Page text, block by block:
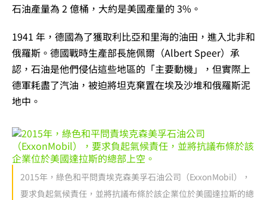
石油產量為 2 億桶，大約是美國產量的 3%。
1941 年，德國為了獲取利比亞和里海的油田，進入北非和
俄羅斯。德國戰時生產部長施佩爾（Albert Speer）承
認，石油是他們侵佔這些地區的「主要動機」，但實際上
德軍耗盡了汽油，被迫將坦克棄置在埃及沙堆和俄羅斯泥
地中。
2015年，綠色和平問責埃克森美孚石油公司（ExxonMobil），
要求負起氣候責任，並將抗議布條於該企業位於美國達拉斯的總